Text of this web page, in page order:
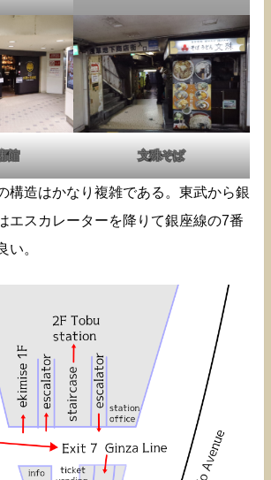
館 文殊そば
構造はかなり複雑である。東武から銀
エスカレーターを降りて銀座線の7番
い。